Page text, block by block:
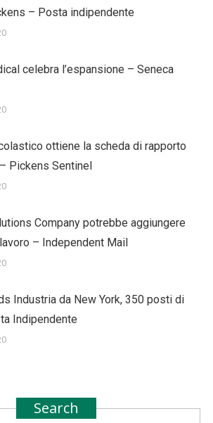
– Posta indipendente
celebra l’espansione – Seneca
ottiene la scheda di rapporto
Pickens Sentinel
Company potrebbe aggiungere
– Independent Mail
Industria da New York, 350 posti di
Indipendente
Search